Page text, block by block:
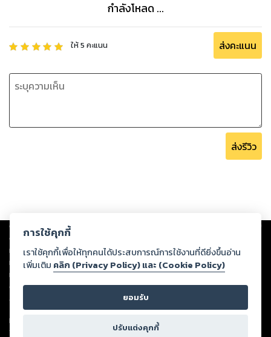
กำลังโหลด ...
ให้5 คะแนน ส่งคะแนน
ส่งรีวิว
Copyright © 2026
ต่อผลงานหรือเนื้อหาใดที่อัปโหลดผ่านเว็บไซต์และปรากฏว่าละเมิดสิทธิใน
ทรัพย์สินทางปัญญาของบุคคลอื่นหรือขัดต่อกฎหมายและศีลธรรม ดังนั้น ผู้อ่าน
ทุกท่านโปรดใช้วิจารณญาณในการกลั่นกรองด้วยตนเอง และหากท่านพบว่าส่วน
หนึ่งส่วนใดขัดต่อกฎหมายและศีลธรรม กรุณาแจ้งมายังบริษัท เพื่อทีมงานจะได้
ดำเนินการในทันที ทั้งนี้ ทางสตอรี่ล็อกขอสงวนลิขสิทธิ์ตามพระราชบัญญัติ
ลิขสิทธิ์ พ.ศ. 2537 (ฉบับล่าสุด)
For support: member@ookbee.com
Version
การใช้คุกกี้
เราใช้คุกกี้เพื่อให้ทุกคนได้ประสบการณ์การใช้งานที่ดียิ่งขึ้นอ่าน
เพิ่มเติม คลิก (Privacy Policy) และ (Cookie Policy)
ยอมรับ
ปรับแต่งคุกกี้